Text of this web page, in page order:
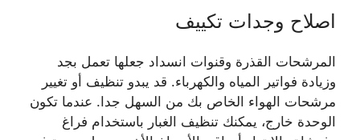
اصلاح وجدات تكييف
المرشحات القذرة وقنوات انسداد جعلها تعمل بجد
وزيادة فواتير المياه والكهرباء. قد يبدو تنظيف أو تغيير
مرشحات الهواء الخاص بك من السهل جدا. عندما تكون
الوحدة خارج، يمكنك تنظيف الغبار باستخدام فراغ